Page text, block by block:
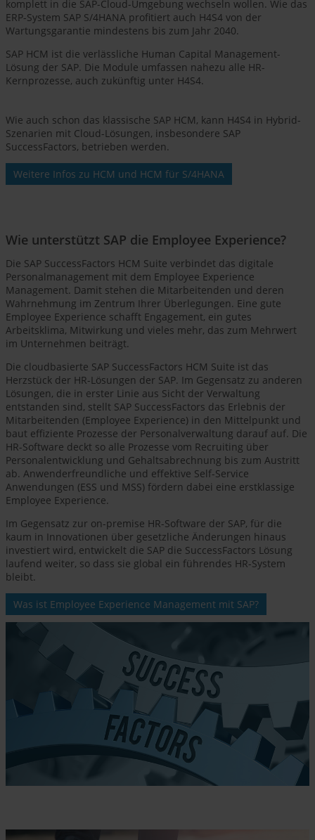
komplett in die SAP-Cloud-Umgebung wechseln wollen. Wie das
ERP-System SAP S/4HANA profitiert auch H4S4 von der
Wartungsgarantie mindestens bis zum Jahr 2040.
SAP HCM ist die verlässliche Human Capital Management-
Lösung der SAP. Die Module umfassen nahezu alle HR-
Kernprozesse, auch zukünftig unter H4S4.
Wie auch schon das klassische SAP HCM, kann H4S4 in Hybrid-
Szenarien mit Cloud-Lösungen, insbesondere SAP
SuccessFactors, betrieben werden.
Weitere Infos zu HCM und HCM für S/4HANA
Wie unterstützt SAP die Employee Experience?
Die SAP SuccessFactors HCM Suite verbindet das digitale
Personalmanagement mit dem Employee Experience
Management. Damit stehen die Mitarbeitenden und deren
Wahrnehmung im Zentrum Ihrer Überlegungen. Eine gute
Employee Experience schafft Engagement, ein gutes
Arbeitsklima, Mitwirkung und vieles mehr, das zum Mehrwert
im Unternehmen beiträgt.
Die cloudbasierte SAP SuccessFactors HCM Suite ist das
Herzstück der HR-Lösungen der SAP. Im Gegensatz zu anderen
Lösungen, die in erster Linie aus Sicht der Verwaltung
entstanden sind, stellt SAP SuccessFactors das Erlebnis der
Mitarbeitenden (Employee Experience) in den Mittelpunkt und
baut effiziente Prozesse der Personalverwaltung darauf auf. Die
HR-Software deckt so alle Prozesse vom Recruiting über
Personalentwicklung und Gehaltsabrechnung bis zum Austritt
ab. Anwenderfreundliche und effektive Self-Service
Anwendungen (ESS und MSS) fördern dabei eine erstklassige
Employee Experience.
Im Gegensatz zur on-premise HR-Software der SAP, für die
kaum in Innovationen über gesetzliche Änderungen hinaus
investiert wird, entwickelt die SAP die SuccessFactors Lösung
laufend weiter, so dass sie global ein führendes HR-System
bleibt.
Was ist Employee Experience Management mit SAP?